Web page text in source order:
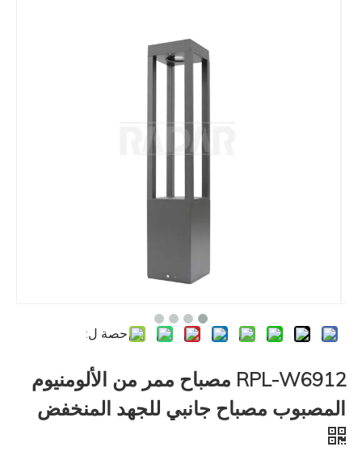
حصة ل:
RPL-W6912 مصباح ممر من الألومنيوم
المصبوب مصباح جانبي للجهد المنخفض